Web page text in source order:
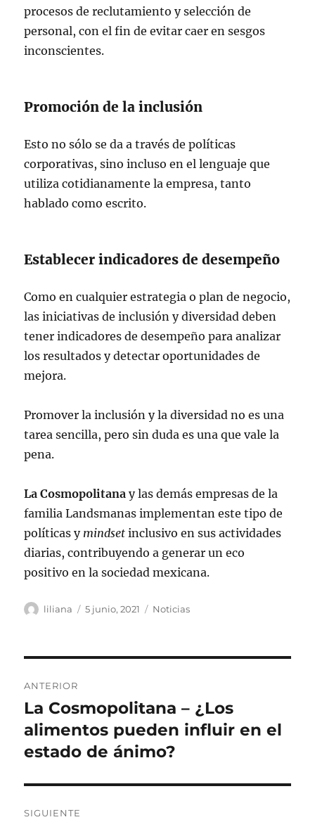
procesos de reclutamiento y selección de
personal, con el fin de evitar caer en sesgos
inconscientes.
Promoción de la inclusión
Esto no sólo se da a través de políticas
corporativas, sino incluso en el lenguaje que
utiliza cotidianamente la empresa, tanto
hablado como escrito.
Establecer indicadores de desempeño
Como en cualquier estrategia o plan de negocio,
las iniciativas de inclusión y diversidad deben
tener indicadores de desempeño para analizar
los resultados y detectar oportunidades de
mejora.
Promover la inclusión y la diversidad no es una
tarea sencilla, pero sin duda es una que vale la
pena.
La Cosmopolitana y las demás empresas de la
familia Landsmanas implementan este tipo de
políticas y mindsetinclusivo en sus actividades
diarias, contribuyendo a generar un eco
positivo en la sociedad mexicana.
Autor
liliana
Publicado
5 junio, 2021 Categorías
Noticias
de
entradas
ANTERIOR
Entrada
anterior:
La Cosmopolitana – ¿Los
alimentos pueden influir en el
estado de ánimo?
SIGUIENTE